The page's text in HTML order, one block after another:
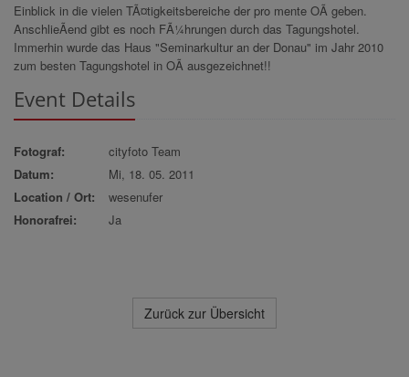
Einblick in die vielen TÃ¤tigkeitsbereiche der pro mente OÃ geben.
AnschlieÃend gibt es noch FÃ¼hrungen durch das Tagungshotel.
Immerhin wurde das Haus "Seminarkultur an der Donau" im Jahr 2010
zum besten Tagungshotel in OÃ ausgezeichnet!!
Event Details
Fotograf:
cityfoto Team
Datum:
Mi, 18. 05. 2011
Location / Ort:
wesenufer
Honorafrei:
Ja
Zurück zur Übersicht